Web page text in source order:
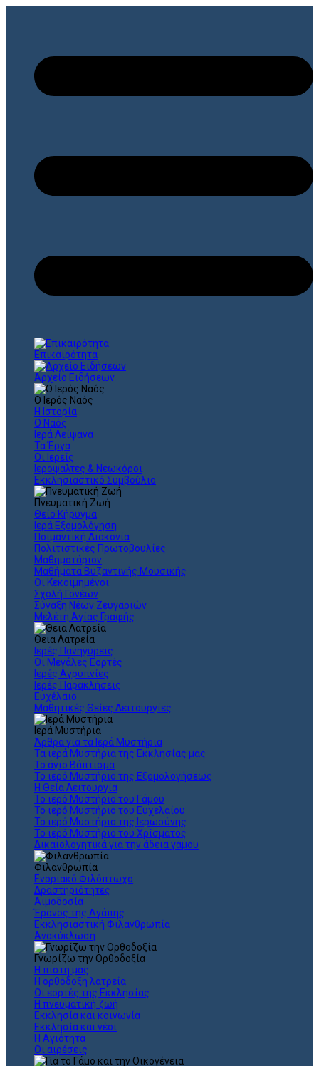
Επικαιρότητα
Αρχείο Ειδήσεων
Ο Ιερός Ναός
Η Ιστορία
Ο Ναός
Ιερά Λείψανα
Τα Έργα
Οι Ιερείς
Ιεροψάλτες & Νεωκόροι
Εκκλησιαστικό Συμβούλιο
Πνευματική Ζωή
Θείο Κήρυγμα
Ιερά Εξομολόγηση
Ποιμαντική Διακονία
Πολιτιστικές Πρωτοβουλίες
Μαθηματάριον
Μαθήματα Βυζαντινής Μουσικής
Οι Κεκοιμημένοι
Σχολή Γονέων
Σύναξη Νέων Ζευγαριών
Μελέτη Αγίας Γραφής
Θεια Λατρεία
Ιερές Πανηγύρεις
Οι Μεγάλες Εορτές
Ιερές Αγρυπνίες
Ιερές Παρακλήσεις
Ευχέλαιο
Μαθητικές Θείες Λειτουργίες
Ιερά Μυστήρια
Άρθρα για τα Ιερά Μυστήρια
Τα ιερά Μυστήρια της Εκκλησίας μας
Το άγιο Βάπτισμα
Το ιερό Μυστήριο της Εξομολογήσεως
Η Θεία Λειτουργία
Το ιερό Μυστήριο του Γάμου
Το ιερό Μυστήριο του Ευχελαίου
Το ιερό Μυστήριο της Ιερωσύνης
Το ιερό Μυστήριο του Χρίσματος
Δικαιολογητικά για την άδεια γάμου
Φιλανθρωπία
Ενοριακό Φιλόπτωχο
Δραστηριότητες
Αιμοδοσία
Έρανος της Αγάπης
Εκκλησιαστική Φιλανθρωπία
Ανακύκλωση
Γνωρίζω την Ορθοδοξία
Η πίστη μας
Η ορθόδοξη λατρεία
Οι εορτές της Εκκλησίας
Η πνευματική ζωή
Εκκλησία και κοινωνία
Εκκλησία και νέοι
Η Αγιότητα
Οι αιρέσεις